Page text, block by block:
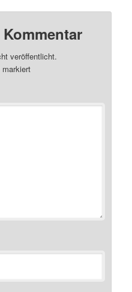
veröffentlicht.
markiert